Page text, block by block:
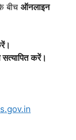
बीच ऑनलाइन
करें।